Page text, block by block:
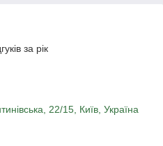
кухонних меблів:
за рік
22/15, Київ, Україна